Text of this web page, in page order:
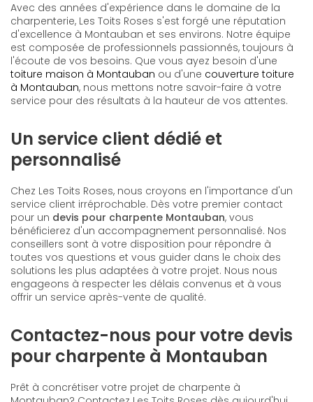
Avec des années d'expérience dans le domaine de la
charpenterie, Les Toits Roses s'est forgé une réputation
d'excellence à Montauban et ses environs. Notre équipe
est composée de professionnels passionnés, toujours à
l'écoute de vos besoins. Que vous ayez besoin d'une
toiture maison à Montauban ou d'une couverture toiture
à Montauban, nous mettons notre savoir-faire à votre
service pour des résultats à la hauteur de vos attentes.
Un service client dédié et
personnalisé
Chez Les Toits Roses, nous croyons en l'importance d'un
service client irréprochable. Dès votre premier contact
pour un devis pour charpente Montauban, vous
bénéficierez d'un accompagnement personnalisé. Nos
conseillers sont à votre disposition pour répondre à
toutes vos questions et vous guider dans le choix des
solutions les plus adaptées à votre projet. Nous nous
engageons à respecter les délais convenus et à vous
offrir un service après-vente de qualité.
Contactez-nous pour votre devis
pour charpente à Montauban
Prêt à concrétiser votre projet de charpente à